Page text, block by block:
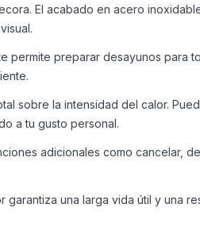
El acabado en acero
preparar desayunos para
sobre la intensidad del calor.
a tu gusto personal.
adicionales como cancelar,
una larga vida útil y una